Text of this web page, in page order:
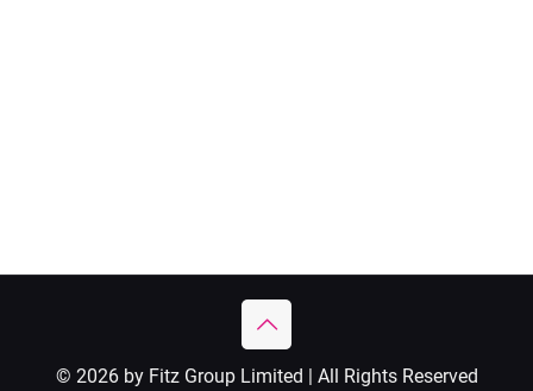
© 2026 by Fitz Group Limited | All Rights Reserved